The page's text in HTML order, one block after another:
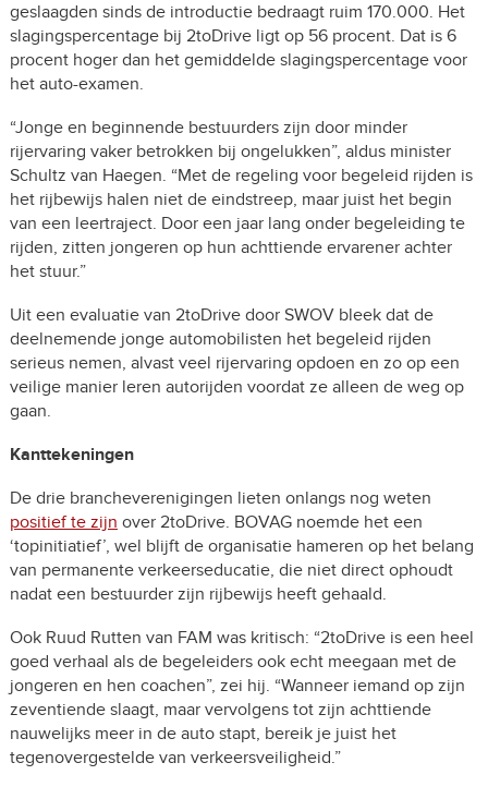
geslaagden sinds de introductie bedraagt ruim 170.000. Het
slagingspercentage bij 2toDrive ligt op 56 procent. Dat is 6
procent hoger dan het gemiddelde slagingspercentage voor
het auto-examen.
“Jonge en beginnende bestuurders zijn door minder
rijervaring vaker betrokken bij ongelukken”, aldus minister
Schultz van Haegen. “Met de regeling voor begeleid rijden is
het rijbewijs halen niet de eindstreep, maar juist het begin
van een leertraject. Door een jaar lang onder begeleiding te
rijden, zitten jongeren op hun achttiende ervarener achter
het stuur.”
Uit een evaluatie van 2toDrive door SWOV bleek dat de
deelnemende jonge automobilisten het begeleid rijden
serieus nemen, alvast veel rijervaring opdoen en zo op een
veilige manier leren autorijden voordat ze alleen de weg op
gaan.
Kanttekeningen
De drie brancheverenigingen lieten onlangs nog weten
positief te zijn over 2toDrive. BOVAG noemde het een
‘topinitiatief’, wel blijft de organisatie hameren op het belang
van permanente verkeerseducatie, die niet direct ophoudt
nadat een bestuurder zijn rijbewijs heeft gehaald.
Ook Ruud Rutten van FAM was kritisch: “2toDrive is een heel
goed verhaal als de begeleiders ook echt meegaan met de
jongeren en hen coachen”, zei hij. “Wanneer iemand op zijn
zeventiende slaagt, maar vervolgens tot zijn achttiende
nauwelijks meer in de auto stapt, bereik je juist het
tegenovergestelde van verkeersveiligheid.”